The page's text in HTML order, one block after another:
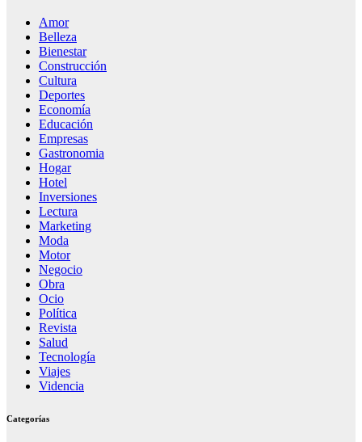
Amor
Belleza
Bienestar
Construcción
Cultura
Deportes
Economía
Educación
Empresas
Gastronomia
Hogar
Hotel
Inversiones
Lectura
Marketing
Moda
Motor
Negocio
Obra
Ocio
Política
Revista
Salud
Tecnología
Viajes
Videncia
Categorías